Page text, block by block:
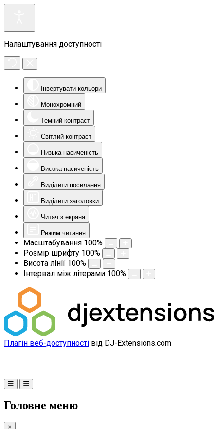
Налаштування доступності
Інвертувати кольори
Монохромний
Темний контраст
Світлий контраст
Низька насиченість
Висока насиченість
Виділити посилання
Виділити заголовки
Читач з екрана
Режим читання
Масштабування 100%
Розмір шрифту 100%
Висота лінії 100%
Інтервал між літерами 100%
Плагін веб-доступності від DJ-Extensions.com
Головне меню
×